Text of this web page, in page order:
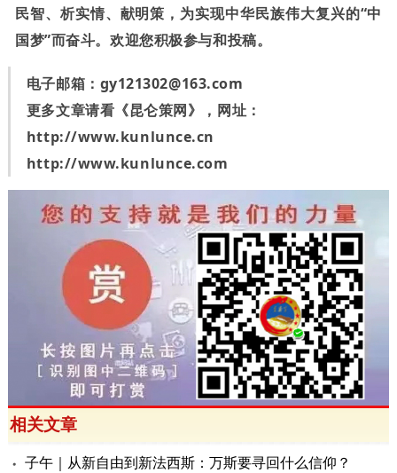
民智、析实情、献明策，为实现中华民族伟大复兴的“中
国梦”而奋斗。欢迎您积极参与和投稿。
电子邮箱： gy121302@163.com
更多文章请看《昆仑策网》，网址：
http://www.kunlunce.cn
http://www.kunlunce.com
相关文章
子午｜从新自由到新法西斯：万斯要寻回什么信仰？